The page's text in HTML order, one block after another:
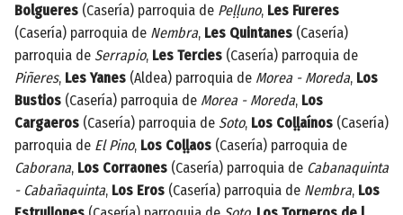
Bolgueres (Casería) parroquia de Peḷḷuno, Les Fureres
(Casería) parroquia de Nembra, Les Quintanes (Casería)
parroquia de Serrapio, Les Tercies (Casería) parroquia de
Piñeres, Les Yanes (Aldea) parroquia de Morea - Moreda, Los
Bustios (Casería) parroquia de Morea - Moreda, Los
Cargaeros (Casería) parroquia de Soto, Los Coḷḷaínos (Casería)
parroquia de El Pino, Los Coḷḷaos (Casería) parroquia de
Caborana, Los Corraones (Casería) parroquia de Cabanaquinta
- Cabañaquinta, Los Eros (Casería) parroquia de Nembra, Los